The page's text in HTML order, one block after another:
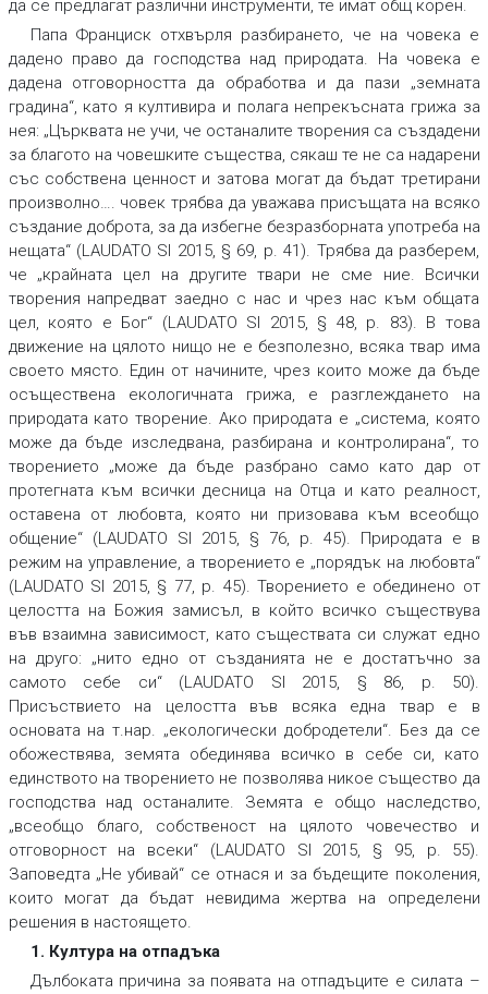
да се предлагат различни инструменти, те имат общ корен.
Папа Франциск отхвърля разбирането, че на човека е
дадено право да господства над природата. На човека е
дадена отговорността да обработва и да пази „земната
градина“, като я култивира и полага непрекъсната грижа за
нея: „Църквата не учи, че останалите творения са създадени
за благото на човешките същества, сякаш те не са надарени
със собствена ценност и затова могат да бъдат третирани
произволно…. човек трябва да уважава присъщата на всяко
създание доброта, за да избегне безразборната употреба на
нещата“ (LAUDATO SI 2015, § 69, p. 41). Трябва да разберем,
че „крайната цел на другите твари не сме ние. Всички
творения напредват заедно с нас и чрез нас към общата
цел, която е Бог“ (LAUDATO SI 2015, § 48, p. 83). В това
движение на цялото нищо не е безполезно, всяка твар има
своето място. Един от начините, чрез които може да бъде
осъществена екологичната грижа, е разглеждането на
природата като творение. Ако природата е „система, която
може да бъде изследвана, разбирана и контролирана“, то
творението „може да бъде разбрано само като дар от
протегната към всички десница на Отца и като реалност,
оставена от любовта, която ни призовава към всеобщо
общение“ (LAUDATO SI 2015, § 76, p. 45). Природата е в
режим на управление, а творението е „порядък на любовта“
(LAUDATO SI 2015, § 77, p. 45). Творението е обединенo от
целостта на Божия замисъл, в който всичко съществува
във взаимна зависимост, като съществата си служат едно
на друго: „нито едно от създанията не е достатъчно за
самото себе си“ (LAUDATO SI 2015, § 86, p. 50).
Присъствието на целостта във всяка една твар е в
основата на т.нар. „екологически добродетели“. Без да се
обожествява, земята обединява всичко в себе си, като
единството на творението не позволява никое същество да
господства над останалите. Земята е общо наследство,
„всеобщо благо, собственост на цялото човечество и
отговорност на всеки“ (LAUDATO SI 2015, § 95, p. 55).
Заповедта „Не убивай“ се отнася и за бъдещите поколения,
които могат да бъдат невидима жертва на определени
решения в настоящето.
1. Култура на отпадъка
Дълбоката причина за появата на отпадъците е силата –